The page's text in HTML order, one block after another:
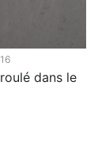
dans le